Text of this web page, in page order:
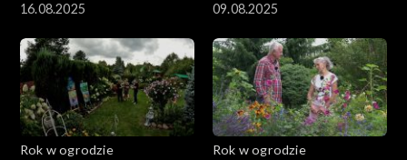
16.08.2025
09.08.2025
Rok w ogrodzie
Rok w ogrodzie